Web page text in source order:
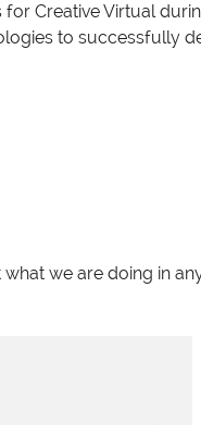
Creative Virtual
to successfully
we are doing in